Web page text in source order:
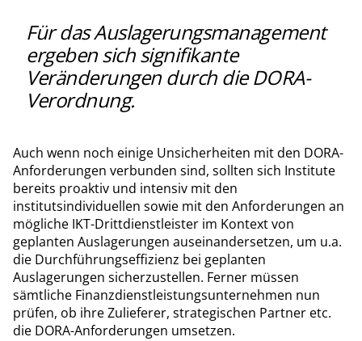
Für das Auslagerungsmanagement
ergeben sich signifikante
Veränderungen durch die DORA-
Verordnung.
Auch wenn noch einige Unsicherheiten mit den DORA-
Anforderungen verbunden sind, sollten sich Institute
bereits proaktiv und intensiv mit den
institutsindividuellen sowie mit den Anforderungen an
mögliche IKT-Drittdienstleister im Kontext von
geplanten Auslagerungen auseinandersetzen, um u.a.
die Durchführungseffizienz bei geplanten
Auslagerungen sicherzustellen. Ferner müssen
sämtliche Finanzdienstleistungsunternehmen nun
prüfen, ob ihre Zulieferer, strategischen Partner etc.
die DORA-Anforderungen umsetzen.